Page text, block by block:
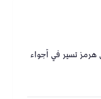
تسير في أجواء